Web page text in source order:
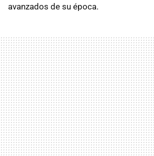
avanzados de su época.